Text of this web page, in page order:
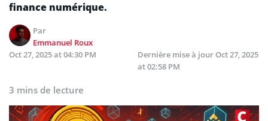
finance numérique.
Par
Emmanuel Roux
Oct 27, 2025 at 04:30 PM
Dernière mise à jourOct 27, 2025
at 02:58 PM
3 mins de lecture